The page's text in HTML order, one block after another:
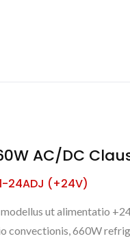
AC/DC
24ADJ (+24V)
ut alimentatio
convectionis, 660W